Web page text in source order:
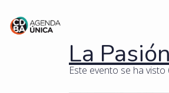
La
Este evento se ha visto